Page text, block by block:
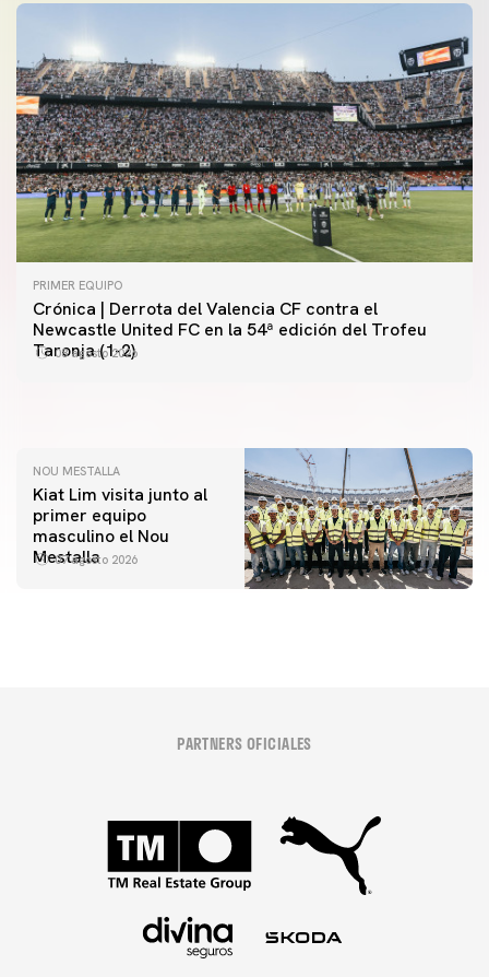
PRIMER EQUIPO
Crónica | Derrota del Valencia CF contra el
Newcastle United FC en la 54ª edición del Trofeu
Taronja (1-2)
08 agosto 2026
PRIMER EQUIPO
Las fotos del Valencia CF-Newcastle United FC
PRIMER EQUIPO
MESTALLA 📍
NOU MESTALLA
Kiat Lim visita junto al
primer equipo
masculino el Nou
Mestalla
07 agosto 2026
PARTNERS OFICIALES